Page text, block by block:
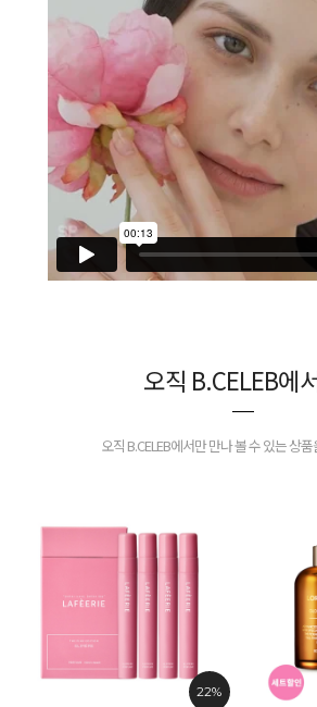
오직 B.CELEB에
오직 B.CELEB에서만 만나 볼 수 있는 상
22%